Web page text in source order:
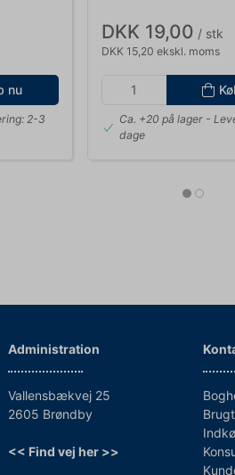
nu
2-3
DKK 19,00 / stk
DKK 15,20 ekskl. moms
Ca. +20 på lager-
dage
Administration
Vallensbækvej 25
2605 Brøndby
<< Find vej her >>